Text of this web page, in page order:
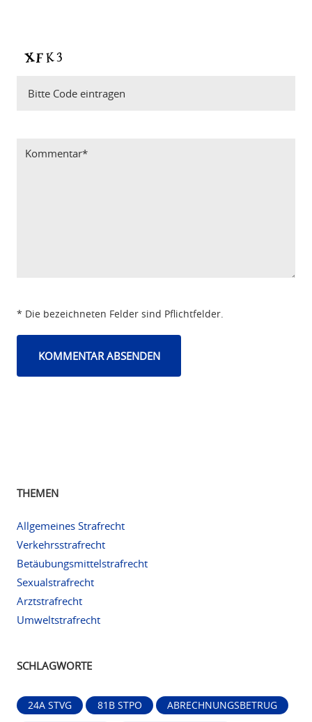
* Die bezeichneten Felder sind Pflichtfelder.
THEMEN
Allgemeines Strafrecht
Verkehrsstrafrecht
Betäubungsmittelstrafrecht
Sexualstrafrecht
Arztstrafrecht
Umweltstrafrecht
SCHLAGWORTE
24A STVG 81B STPO ABRECHNUNGSBETRUG